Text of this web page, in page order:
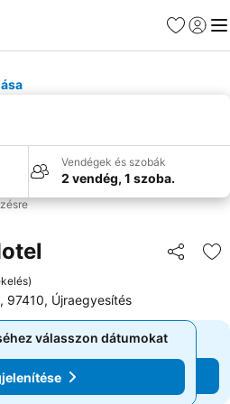
Kedvencek
Vendégek és szobák
2 vendég, 1 szoba.
)
97410, Újraegyesítés
válasszon dátumokat
válasszon dátumokat